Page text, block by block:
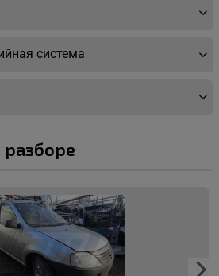
система
разборе